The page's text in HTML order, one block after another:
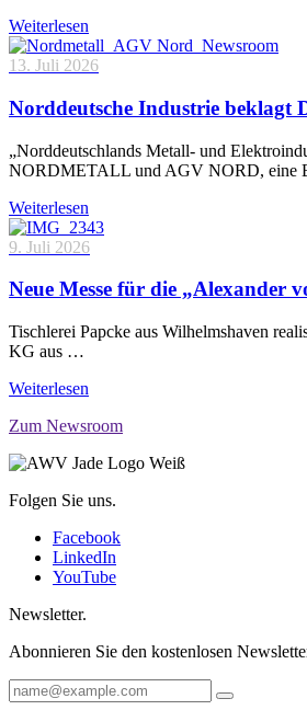
Weiterlesen
13. Juli 2026
Norddeutsche Industrie beklagt
„Norddeutschlands Metall- und
NORDMETALL und AGV NORD, eine
Weiterlesen
9. Juli 2026
Neue Messe für die „Alexander
Tischlerei Papcke aus Wilhelmshaven
KG aus …
Weiterlesen
Zum Newsroom
Folgen Sie uns.
Facebook
LinkedIn
YouTube
Newsletter.
Abonnieren Sie den kostenlosen